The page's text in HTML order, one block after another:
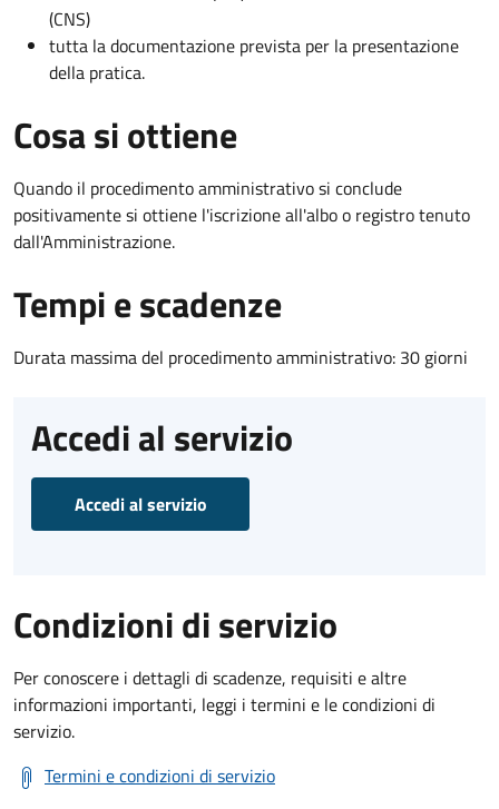
(CNS)
tutta la documentazione prevista per la presentazione
della pratica.
Cosa si ottiene
Quando il procedimento amministrativo si conclude
positivamente si ottiene l'iscrizione all'albo o registro tenuto
dall'Amministrazione.
Tempi e scadenze
Durata massima del procedimento amministrativo: 30 giorni
Accedi al servizio
Accedi al servizio
Condizioni di servizio
Per conoscere i dettagli di scadenze, requisiti e altre
informazioni importanti, leggi i termini e le condizioni di
servizio.
Termini e condizioni di servizio